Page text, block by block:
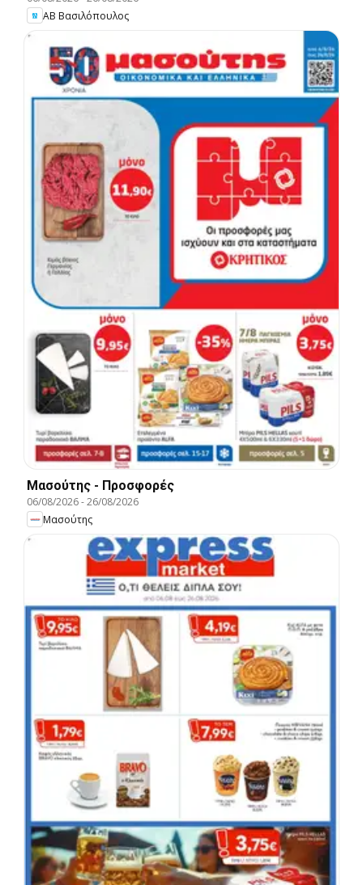
ΑΒ Βασιλόπουλος
Μασούτης - Προσφορές
06/08/2026-26/08/2026
Μασούτης